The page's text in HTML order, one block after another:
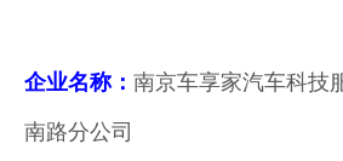
企业名称： 南京车享家汽车科技
南路分公司